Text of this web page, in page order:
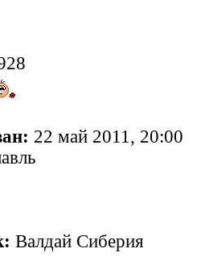
22 май 2011, 20:00
Валдай Сиберия